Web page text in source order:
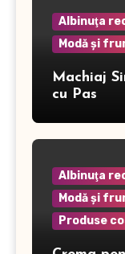
Albinuţa
Modă şi
Machiaj
cu Pas
Albinuţa
Modă şi
Produse